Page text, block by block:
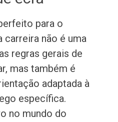
para o
carreira não é uma
regras gerais de
mas também é
adaptada à
específica.
no mundo do